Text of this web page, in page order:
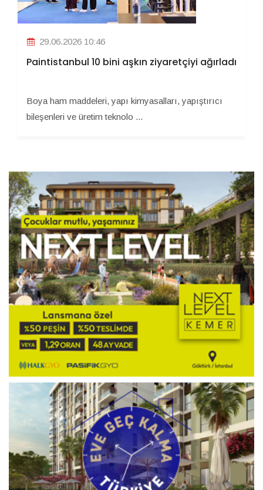
29.06.2026 10:46
Paintistanbul 10 bini aşkın ziyaretçiyi ağırladı
Boya ham maddeleri, yapı kimyasalları, yapıştırıcı
bileşenleri ve üretim teknolo ...